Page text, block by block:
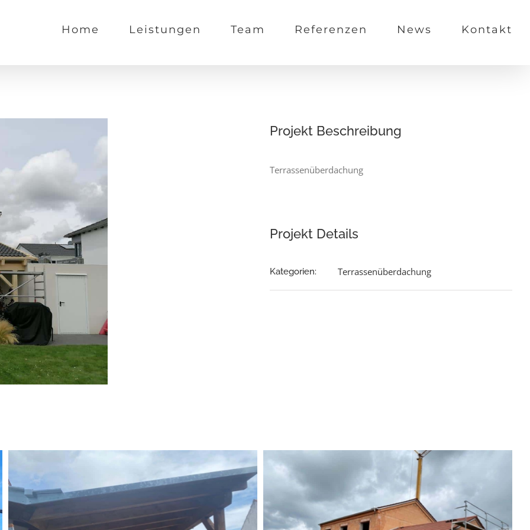
Home Leistungen Team Referenzen News Kontakt
Projekt Beschreibung
Terrassenüberdachung
Projekt Details
Kategorien: Terrassenüberdachung